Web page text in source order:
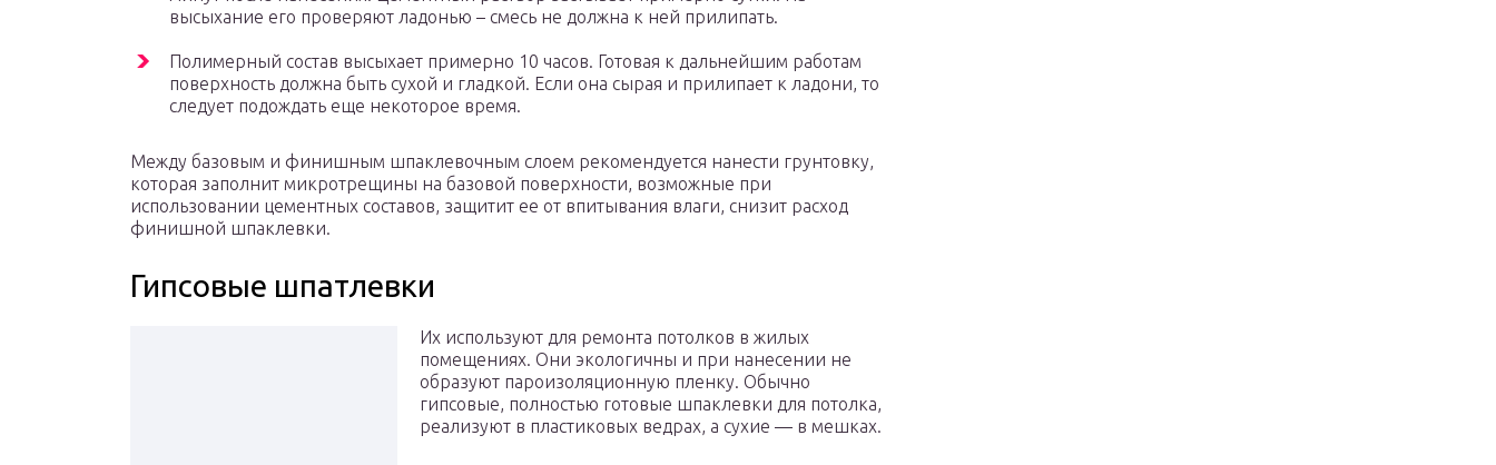
высыхание его проверяют ладонью – смесь не должна к ней прилипать.
Полимерный состав высыхает примерно 10 часов. Готовая к дальнейшим работам
поверхность должна быть сухой и гладкой. Если она сырая и прилипает к ладони, то
следует подождать еще некоторое время.
Между базовым и финишным шпаклевочным слоем рекомендуется нанести грунтовку,
которая заполнит микротрещины на базовой поверхности, возможные при
использовании цементных составов, защитит ее от впитывания влаги, снизит расход
финишной шпаклевки.
Гипсовые шпатлевки
Их используют для ремонта потолков в жилых
помещениях. Они экологичны и при нанесении не
образуют пароизоляционную пленку. Обычно
гипсовые, полностью готовые шпаклевки для потолка,
реализуют в пластиковых ведрах, а сухие — в мешках.